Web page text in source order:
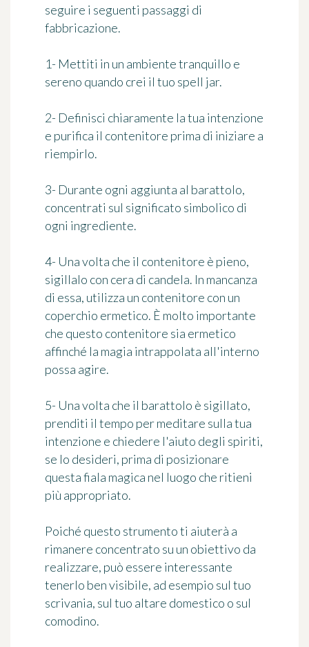
seguire i seguenti passaggi di
fabbricazione.
1- Mettiti in un ambiente tranquillo e
sereno quando crei il tuo spell jar.
2- Definisci chiaramente la tua intenzione
e purifica il contenitore prima di iniziare a
riempirlo.
3- Durante ogni aggiunta al barattolo,
concentrati sul significato simbolico di
ogni ingrediente.
4- Una volta che il contenitore è pieno,
sigillalo con cera di candela. In mancanza
di essa, utilizza un contenitore con un
coperchio ermetico. È molto importante
che questo contenitore sia ermetico
affinché la magia intrappolata all'interno
possa agire.
5- Una volta che il barattolo è sigillato,
prenditi il tempo per meditare sulla tua
intenzione e chiedere l'aiuto degli spiriti,
se lo desideri, prima di posizionare
questa fiala magica nel luogo che ritieni
più appropriato.
Poiché questo strumento ti aiuterà a
rimanere concentrato su un obiettivo da
realizzare, può essere interessante
tenerlo ben visibile, ad esempio sul tuo
scrivania, sul tuo altare domestico o sul
comodino.